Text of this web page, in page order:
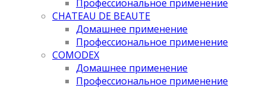
Профессиональное применение
CHATEAU DE BEAUTE
Домашнее применение
Профессиональное применение
COMODEX
Домашнее применение
Профессиональное применение